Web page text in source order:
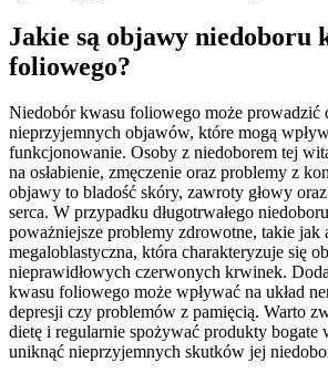
Jakie są objawy niedoboru
foliowego?
Niedobór kwasu foliowego może prowadzić
nieprzyjemnych objawów, które mogą
funkcjonowanie. Osoby z niedoborem tej
na osłabienie, zmęczenie oraz problemy z
objawy to bladość skóry, zawroty głowy
serca. W przypadku długotrwałego
poważniejsze problemy zdrowotne, takie jak
megaloblastyczna, która charakteryzuje się
nieprawidłowych czerwonych krwinek.
kwasu foliowego może wpływać na układ
depresji czy problemów z pamięcią. Warto
dietę i regularnie spożywać produkty bogate
uniknąć nieprzyjemnych skutków jej